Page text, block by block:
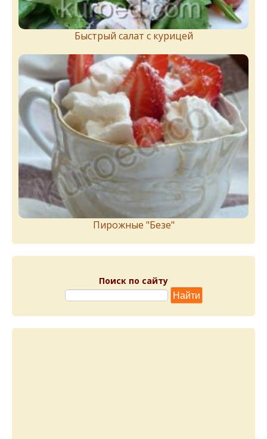
Быстрый салат с курицей
Пирожныe "Бeзe"
Поиск по сайту